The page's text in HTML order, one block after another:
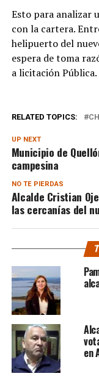
Esto para analizar
con la cartera.
helipuerto del
espera de toma
a licitación Pública.
RELATED TOPICS:
UP NEXT
Municipio de
campesina
NO TE PIERDAS
Alcalde Cristian
las cercanías del
en